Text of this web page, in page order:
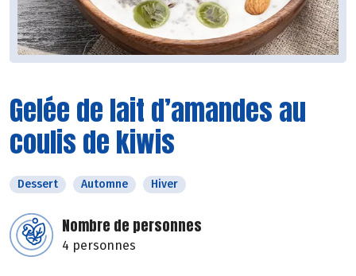
Gelée de lait d’amandes au
coulis de kiwis
Dessert Automne Hiver
Nombre de personnes
4 personnes